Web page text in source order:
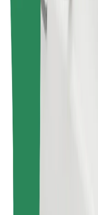
Vilkår og betingelser
Cookies